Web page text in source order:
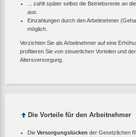
... zahlt später selbst die Betriebsrente an
aus.
Einzahlungen durch den Arbeitnehmer
möglich.
Verzichten Sie als Arbeitnehmer auf eine
profitieren Sie von steuerlichen Vorteilen und
Altersversorgung.
Die Vorteile für den Arbeitnehmer
Die Versorgungslücken der Gesetzlichen